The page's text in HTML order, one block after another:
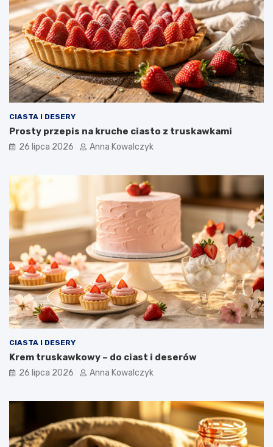
CIASTA I DESERY
Prosty przepis na kruche ciasto z truskawkami
26 lipca 2026 Anna Kowalczyk
CIASTA I DESERY
Krem truskawkowy – do ciast i deserów
26 lipca 2026 Anna Kowalczyk